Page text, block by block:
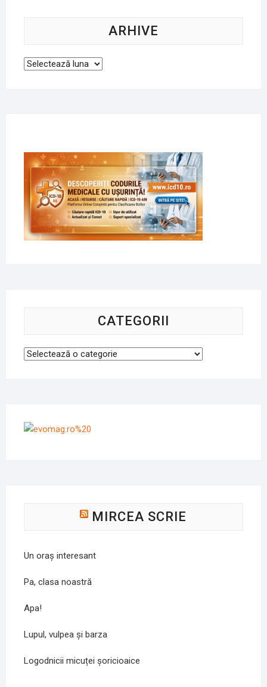
ARHIVE
Arhive
CATEGORII
Categorii
MIRCEA SCRIE
Un oraș interesant
Pa, clasa noastră
Apa!
Lupul, vulpea și barza
Logodnicii micuței șoricioaice